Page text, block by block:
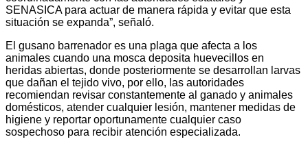
SENASICA para actuar de manera rápida y evitar que esta
situación se expanda”, señaló.
El gusano barrenador es una plaga que afecta a los
animales cuando una mosca deposita huevecillos en
heridas abiertas, donde posteriormente se desarrollan larvas
que dañan el tejido vivo, por ello, las autoridades
recomiendan revisar constantemente al ganado y animales
domésticos, atender cualquier lesión, mantener medidas de
higiene y reportar oportunamente cualquier caso
sospechoso para recibir atención especializada.